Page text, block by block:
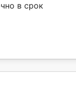
в срок